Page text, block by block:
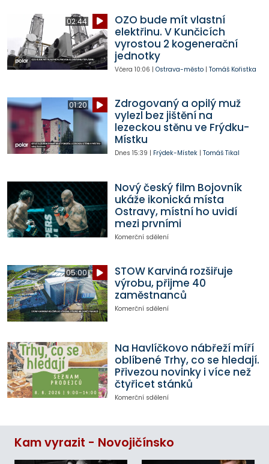
02:44
OZO bude mít vlastní
elektřinu. V Kunčicích
vyrostou 2 kogenerační
jednotky
Včera 10:06 | Ostrava-město| Tomáš Kořistka
01:20
Zdrogovaný a opilý muž
vylezl bez jištění na
lezeckou stěnu ve Frýdku-
Místku
Dnes 15:39 | Frýdek-Místek| Tomáš Tikal
Nový český film Bojovník
ukáže ikonická místa
Ostravy, místní ho uvidí
mezi prvními
Komerční sdělení
05:00
STOW Karviná rozšiřuje
výrobu, přijme 40
zaměstnanců
Komerční sdělení
Na Havlíčkovo nábřeží míří
oblíbené Trhy, co se hledají.
Přivezou novinky i více než
čtyřicet stánků
Komerční sdělení
Kam vyrazit - Novojičínsko